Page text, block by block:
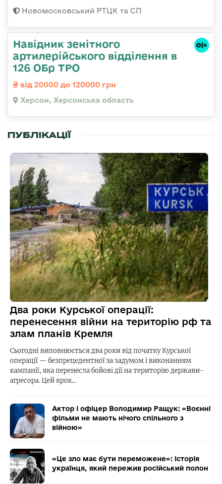
Новомосковський РТЦК та СП
Навідник зенітного
артилерійського відділення в
126 ОБр ТРО
від 20000 до 120000 грн
Херсон, Херсонська область
ПУБЛІКАЦІЇ
Два роки Курської операції:
перенесення війни на територію рф та
злам планів Кремля
Сьогодні виповнюється два роки від початку Курської
операції — безпрецедентної за задумом і виконанням
кампанії, яка перенесла бойові дії на територію держави-
агресора. Цей крок…
Актор і офіцер Володимир Ращук: «Воєнні
фільми не мають нічого спільного з
війною»
«Це зло має бути переможене»: історія
українця, який пережив російський полон